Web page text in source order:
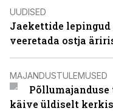
UUDISED
Jaekettide
veeretada ostja
MAJANDUSTULEMUSED
käive üldiselt